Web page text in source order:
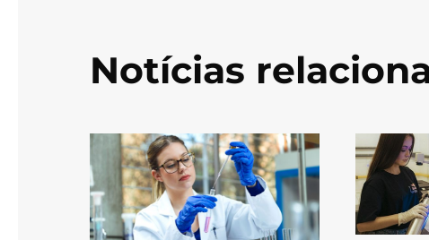
Notícias